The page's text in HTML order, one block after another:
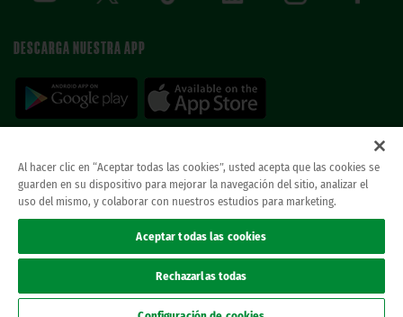
DESCARGA NUESTRA APP
© REAL BETIS BALOMPIE.esta página web es la única oficial del real betis balompie.
todos los derechos reservados.
Canal ético
Al hacer clic en “Aceptar todas las cookies”, usted acepta que las cookies se
guarden en su dispositivo para mejorar la navegación del sitio, analizar el
uso del mismo, y colaborar con nuestros estudios para marketing.
Aceptar todas las cookies
Rechazarlas todas